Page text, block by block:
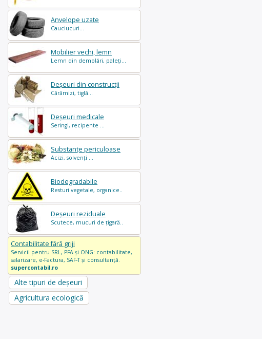
Anvelope uzate
Cauciucuri...
Mobilier vechi, lemn
Lemn din demolări, paleți...
Deșeuri din construcții
Cărămizi, tiglă...
Deșeuri medicale
Seringi, recipente ...
Substanțe periculoase
Acizi, solvenți ...
Biodegradabile
Resturi vegetale, organice..
Deșeuri reziduale
Scutece, mucuri de țigară..
Contabilitate fără griji
Servicii pentru SRL, PFA și ONG: contabilitate,
salarizare, e-Factura, SAF-T și consultanță.
supercontabil.ro
Alte tipuri de deșeuri
Agricultura ecologică